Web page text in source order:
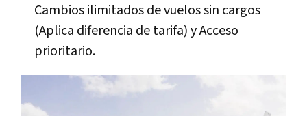
Cambios ilimitados de vuelos sin cargos
(Aplica diferencia de tarifa) y Acceso
prioritario.